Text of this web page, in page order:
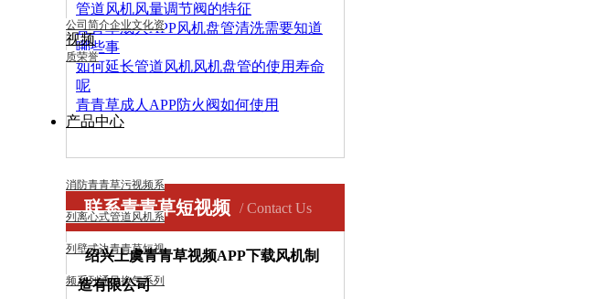
视频
公司简介企业文化资
质荣誉
产品中心
消防青青草污视频系
列 离心式管道风机系
列 壁式边青青草短视
频系列通风换气系列
管道风机风量调节阀的特征
青青草成人APP风机盘管清洗需要知道
哪些事
如何延长管道风机风机盘管的使用寿命
呢
青青草成人APP防火阀如何使用
联系青青草短视频 / Contact Us
绍兴上虞青青草视频APP下载风机制
造有限公司